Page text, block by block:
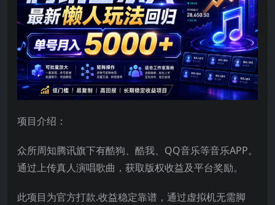
项目介绍：
众所周知腾讯旗下有酷狗、酷我、QQ音乐等音乐APP。
通过上传真人演唱歌曲，获取版权收益及平台奖励。
此项目为官方打款.收益稳定靠谱，通过虚拟机无需脚